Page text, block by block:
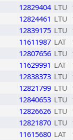
12829404 LTU
12824461 LTU
12839175 LTU
11611987 LAT
12807656 LTU
11629991 LAT
12838373 LTU
12821799 LTU
12840653 LTU
12826626 LTU
12821870 LTU
11615680 LAT